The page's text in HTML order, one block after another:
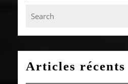
for:
Articles récents